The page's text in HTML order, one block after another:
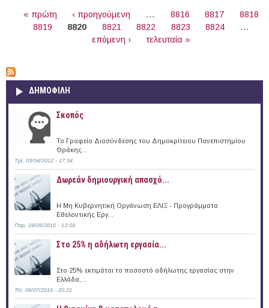
« πρώτη ‹ προηγούμενη … 8816 8817
8818
8819
8820 8821 8822 8823 8824
…
επόμενη ›
τελευταία »
ΔΗΜΟΦΙΛΗ
Σκοπός
Το Γραφείο Διασύνδεσης του Δημοκρίτειου Πανεπιστημίου
Θράκης...
Τρί, 03/04/2012 - 17:34
Δωρεάν δημιουργική απασχό...
Η Μη Κυβερνητική Οργάνωση ΕΛΙΞ - Προγράμματα
Εθελοντικής Εργ...
Παρ, 29/05/2015 - 13:59
Στο 25% η αδήλωτη εργασία...
Στο 25% εκτιμάται το ποσοστό αδήλωτης εργασίας στην
Ελλάδα,...
Τετ, 06/07/2016 - 20:21